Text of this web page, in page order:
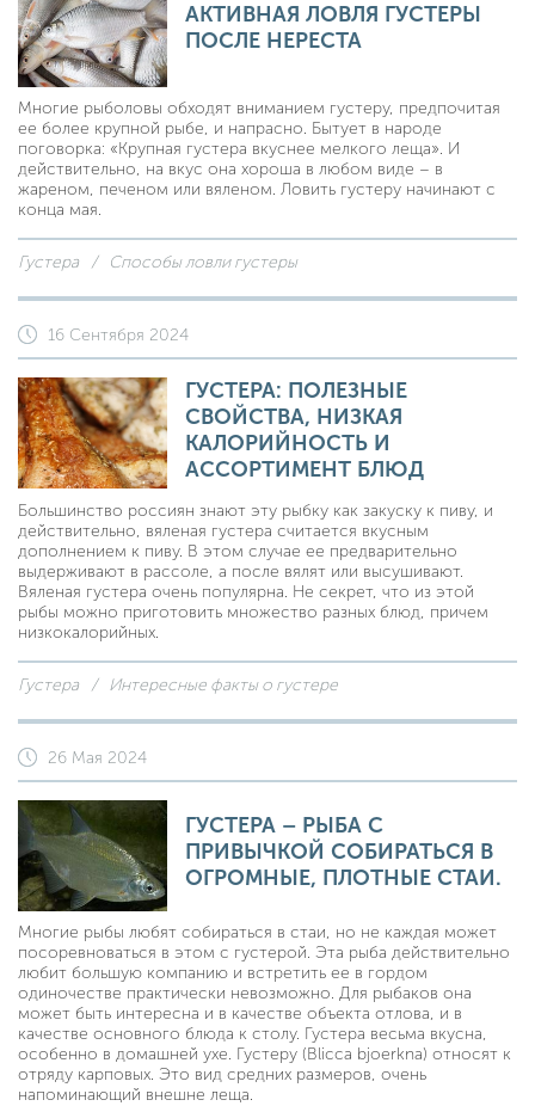
АКТИВНАЯ ЛОВЛЯ ГУСТЕРЫ
ПОСЛЕ НЕРЕСТА
Многие рыболовы обходят вниманием густеру, предпочитая
ее более крупной рыбе, и напрасно. Бытует в народе
поговорка: «Крупная густера вкуснее мелкого леща». И
действительно, на вкус она хороша в любом виде – в
жареном, печеном или вяленом. Ловить густеру начинают с
конца мая.
Густера Способы ловли густеры
16 Сентября 2024
ГУСТЕРА: ПОЛЕЗНЫЕ
СВОЙСТВА, НИЗКАЯ
КАЛОРИЙНОСТЬ И
АССОРТИМЕНТ БЛЮД
Большинство россиян знают эту рыбку как закуску к пиву, и
действительно, вяленая густера считается вкусным
дополнением к пиву. В этом случае ее предварительно
выдерживают в рассоле, а после вялят или высушивают.
Вяленая густера очень популярна. Не секрет, что из этой
рыбы можно приготовить множество разных блюд, причем
низкокалорийных.
Густера Интересные факты о густере
26 Мая 2024
ГУСТЕРА – РЫБА С
ПРИВЫЧКОЙ СОБИРАТЬСЯ В
ОГРОМНЫЕ, ПЛОТНЫЕ СТАИ.
Многие рыбы любят собираться в стаи, но не каждая может
посоревноваться в этом с густерой. Эта рыба действительно
любит большую компанию и встретить ее в гордом
одиночестве практически невозможно. Для рыбаков она
может быть интересна и в качестве объекта отлова, и в
качестве основного блюда к столу. Густера весьма вкусна,
особенно в домашней ухе. Густеру (Blicca bjoerkna) относят к
отряду карповых. Это вид средних размеров, очень
напоминающий внешне леща.